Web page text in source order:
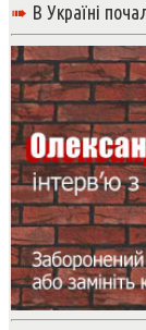
➠ В Україні